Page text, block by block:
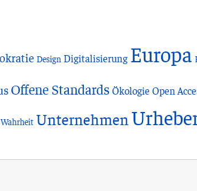
Design Digitalisierung Europa
Offene Standards Ökologie Open
Unternehmen